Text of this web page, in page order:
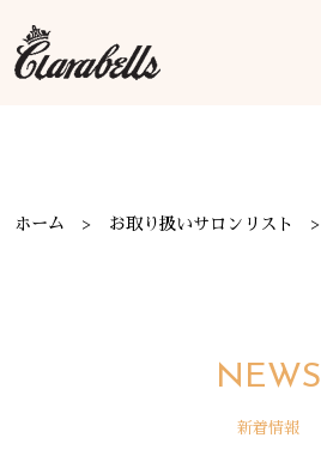
ホーム お取り扱いサロンリスト
NEWS
新着情報